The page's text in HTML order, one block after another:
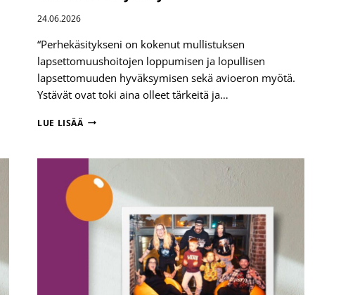
24.06.2026
“Perhekäsitykseni on kokenut mullistuksen
lapsettomuushoitojen loppumisen ja lopullisen
lapsettomuuden hyväksymisen sekä avioeron myötä.
Ystävät ovat toki aina olleet tärkeitä ja…
LUE LISÄÄ WILMAN
SIMPUKAN
VALOKUVANÄYTTELY